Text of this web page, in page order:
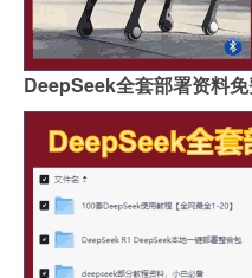
DeepSeek全套部署资料